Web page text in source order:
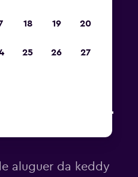
by Europcar
aluguer da keddy
18 19 20
25 26 27